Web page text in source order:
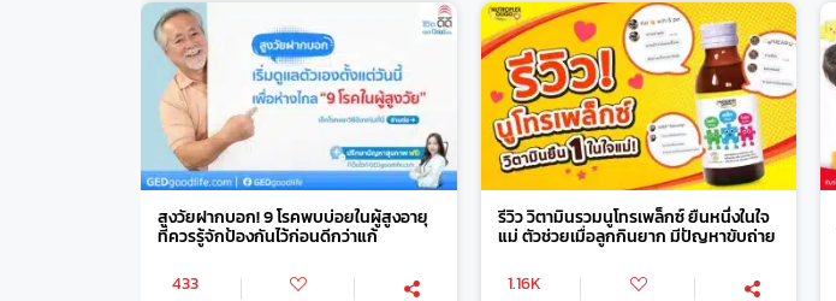
สูงวัยฝากบอก! 9 โรคพบบ่อยในผู้สูงอายุ
ที่ควรรู้จักป้องกันไว้ก่อนดีกว่าแก้
433
รีวิว วิตามินรวมนูโทรเพล็กซ์ ยืนหนึ่งในใจ
แม่ ตัวช่วยเมื่อลูกกินยาก มีปัญหาขับถ่าย
1.16K